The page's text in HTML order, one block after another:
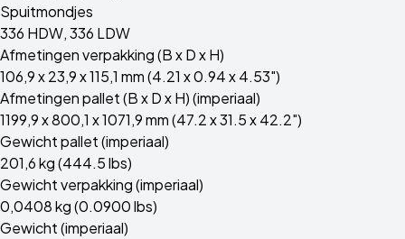
Spuitmondjes
336 HDW, 336 LDW
Afmetingen verpakking (B x D x H)
106,9 x 23,9 x 115,1 mm (4.21 x 0.94 x 4.53")
Afmetingen pallet (B x D x H) (imperiaal)
1199,9 x 800,1 x 1071,9 mm (47.2 x 31.5 x 42.2")
Gewicht pallet (imperiaal)
201,6 kg (444.5 lbs)
Gewicht verpakking (imperiaal)
0,0408 kg (0.0900 lbs)
Gewicht (imperiaal)